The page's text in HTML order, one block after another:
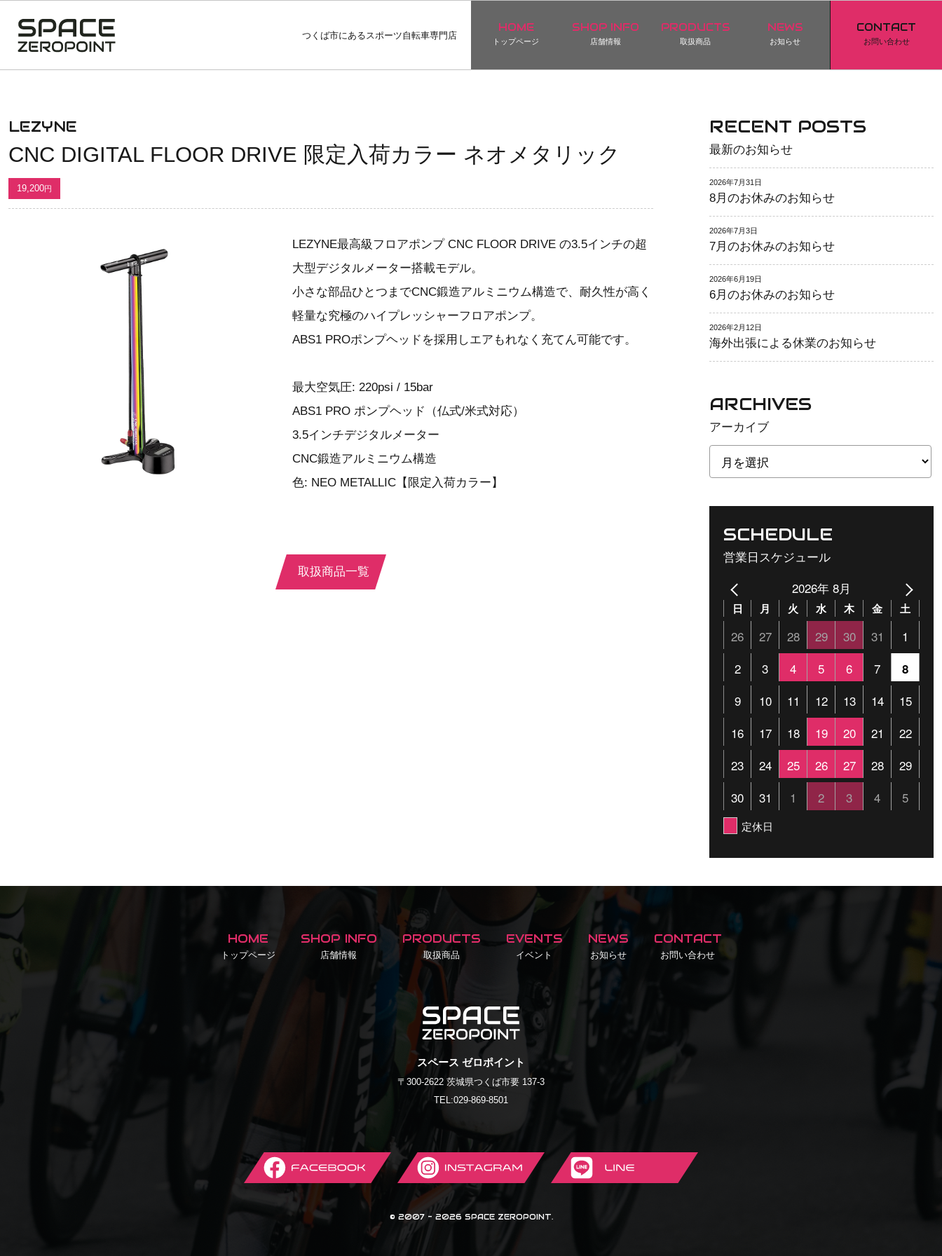
DRIVE 限定入荷カ
ラー ネオメタリッ
つくば市にあるスポーツ自転車専門店
HOME
トップページ
SHOP INFO
店舗情報
PRODUCTS
取扱商品
NEWS
お知らせ
CONTACT
お問い合わせ
LEZYNE
CNC DIGITAL FLOOR DRIVE 限定入荷カラー ネオメタリック
19,200円
LEZYNE最高級フロアポンプ CNC FLOOR DRIVE の3.5インチの超
大型デジタルメーター搭載モデル。
小さな部品ひとつまでCNC鍛造アルミニウム構造で、耐久性が高く
軽量な究極のハイプレッシャーフロアポンプ。
ABS1 PROポンプヘッドを採用しエアもれなく充てん可能です。
最大空気圧: 220psi / 15bar
ABS1 PRO ポンプヘッド（仏式/米式対応）
3.5インチデジタルメーター
CNC鍛造アルミニウム構造
色: NEO METALLIC【限定入荷カラー】
取扱商品一覧
RECENT POSTS
最新のお知らせ
2026年7月31日
8月のお休みのお知らせ
2026年7月3日
7月のお休みのお知らせ
2026年6月19日
6月のお休みのお知らせ
2026年2月12日
海外出張による休業のお知らせ
ARCHIVES
アーカイブ
SCHEDULE
営業日スケジュール
2026年 8月
日 月 火 水 木 金 土
26 27 28 29 30 31
1
2
3 4 5 6 7 8
9 10 11 12 13 14
15
16
17 18 19 20 21
22
23
24 25 26 27 28
29
30
31 1 2 3 4 5
定休日
HOME
トップページ
SHOP INFO
店舗情報
PRODUCTS
取扱商品
EVENTS
イベント
NEWS
お知らせ
CONTACT
お問い合わせ
SPACE
ZEROPOINT
スペース ゼロポイント
〒300-2622 茨城県つくば市要 137-3
TEL:029-869-8501
Facebook Instagram
© 2007 - 2026 SPACE ZEROPOINT.